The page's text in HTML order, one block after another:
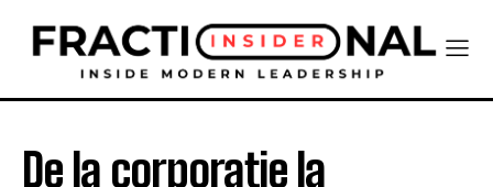
De la corporație la